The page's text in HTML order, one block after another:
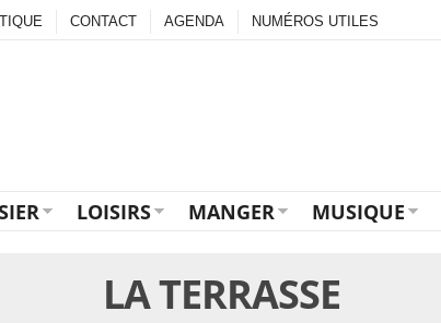
CONTACT AGENDA NUMÉROS UTILES
LOISIRS MANGER MUSIQUE
LA TERRASSE